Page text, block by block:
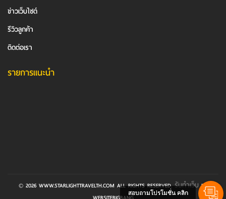
ข่าวเว็บไซต์
รีวิวลูกค้า
ติดต่อเรา
รายการแนะนำ
© 2026 WWW.STARLIGHTTRAVELTH.COM ALL RIGHTS RESERVED.รับทำเว็บBY
สอบถามโปรโมชั่น คลิก